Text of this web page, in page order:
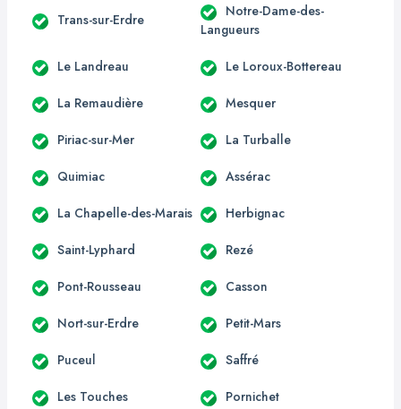
Trans-sur-Erdre
Notre-Dame-des-
Langueurs
Le Landreau Le Loroux-Bottereau
La Remaudière Mesquer
Piriac-sur-Mer La Turballe
Quimiac Assérac
La Chapelle-des-Marais Herbignac
Saint-Lyphard Rezé
Pont-Rousseau Casson
Nort-sur-Erdre Petit-Mars
Puceul Saffré
Les Touches Pornichet